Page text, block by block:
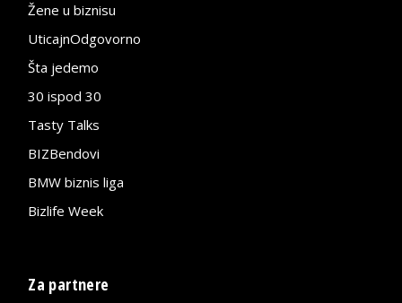
Žene u biznisu
UticajnOdgovorno
Šta jedemo
30 ispod 30
Tasty Talks
BIZBendovi
BMW biznis liga
Bizlife Week
Za partnere